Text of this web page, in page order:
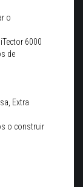
o
6000
de
Extra
o construir